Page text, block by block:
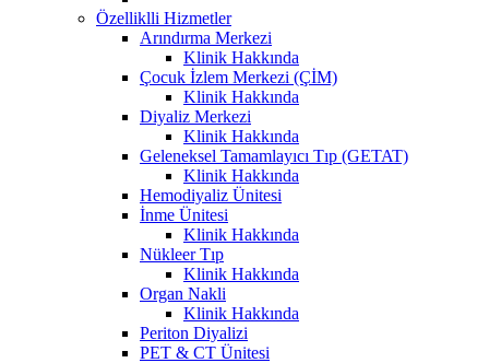
Özelliklli Hizmetler
Arındırma Merkezi
Klinik Hakkında
Çocuk İzlem Merkezi (ÇİM)
Klinik Hakkında
Diyaliz Merkezi
Klinik Hakkında
Geleneksel Tamamlayıcı Tıp (GETAT)
Klinik Hakkında
Hemodiyaliz Ünitesi
İnme Ünitesi
Klinik Hakkında
Nükleer Tıp
Klinik Hakkında
Organ Nakli
Klinik Hakkında
Periton Diyalizi
PET & CT Ünitesi